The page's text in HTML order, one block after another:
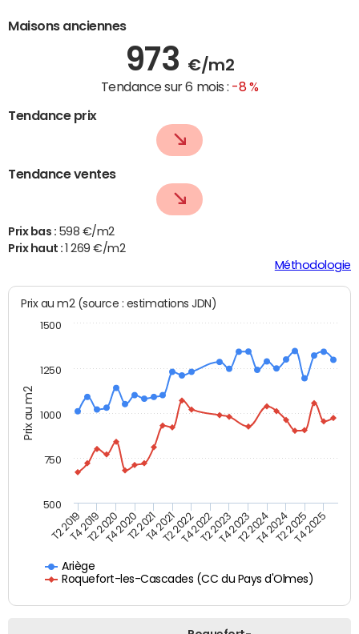
Maisons anciennes
973 €/m2
Tendance sur 6 mois : -8 %
Tendance prix
Tendance ventes
Prix bas : 598 €/m2
Prix haut :
1 269 €/m2
Méthodologie
Prix au m2
Prix au m2 (source : estimations JDN)
Ariège
Roquefort-les-Cascades (CC du Pays d'Olmes)
T2 2019T4 2019T2 2020T4 2020T2 2021T4 2021T2 2022T4 2022T2 2023T4 2023T2 2024T4 2024T2 2025T4 2025
1000
500
750
1250
1500